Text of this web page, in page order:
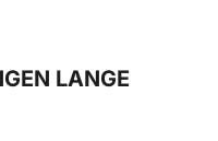
LANGE